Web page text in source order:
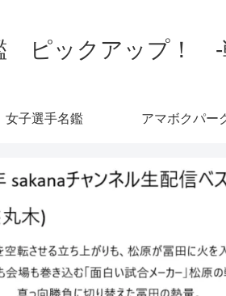
ピックアップ！ -
女子選手名鑑 アマボクパー